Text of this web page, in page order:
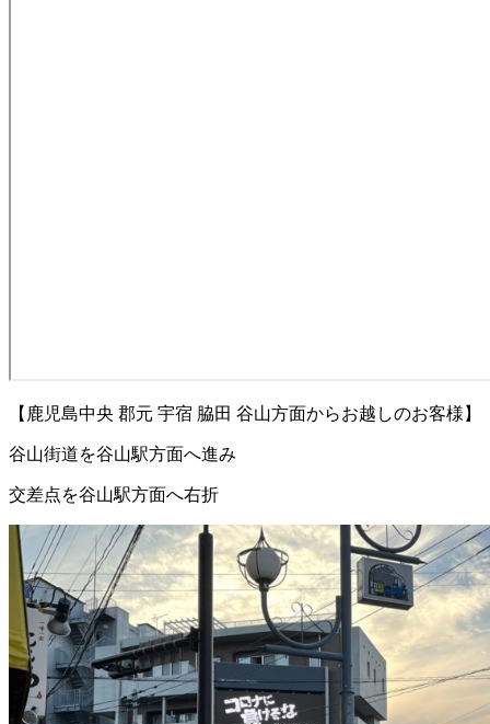
【鹿児島中央 郡元 宇宿 脇田 谷山方面からお越しのお客様】
谷山街道を谷山駅方面へ進み
交差点を谷山駅方面へ右折